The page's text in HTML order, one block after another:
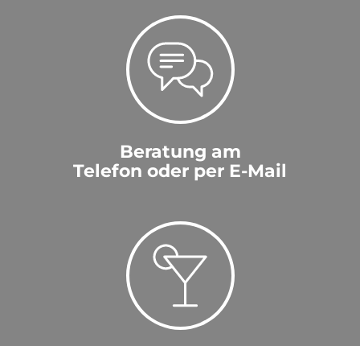
Beratung am
Telefon oder per E-Mail